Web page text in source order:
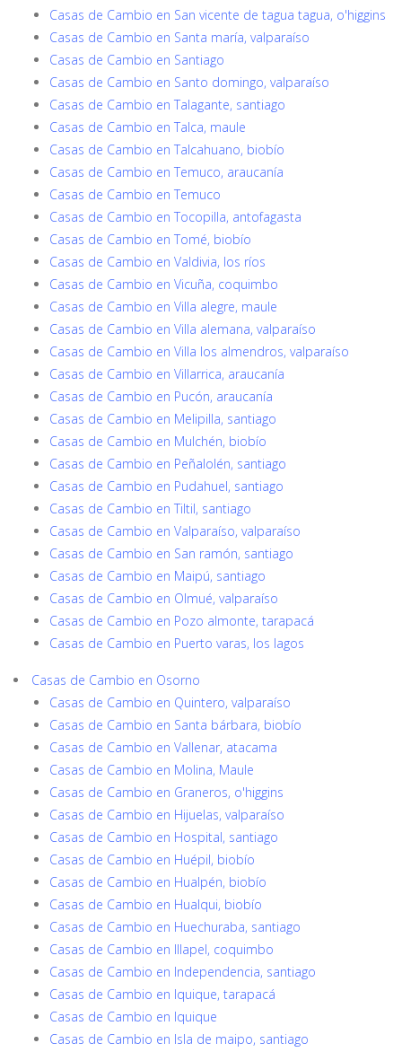
Casas de Cambio en San vicente de tagua tagua, o'higgins
Casas de Cambio en Santa maría, valparaíso
Casas de Cambio en Santiago
Casas de Cambio en Santo domingo, valparaíso
Casas de Cambio en Talagante, santiago
Casas de Cambio en Talca, maule
Casas de Cambio en Talcahuano, biobío
Casas de Cambio en Temuco, araucanía
Casas de Cambio en Temuco
Casas de Cambio en Tocopilla, antofagasta
Casas de Cambio en Tomé, biobío
Casas de Cambio en Valdivia, los ríos
Casas de Cambio en Vicuña, coquimbo
Casas de Cambio en Villa alegre, maule
Casas de Cambio en Villa alemana, valparaíso
Casas de Cambio en Villa los almendros, valparaíso
Casas de Cambio en Villarrica, araucanía
Casas de Cambio en Pucón, araucanía
Casas de Cambio en Melipilla, santiago
Casas de Cambio en Mulchén, biobío
Casas de Cambio en Peñalolén, santiago
Casas de Cambio en Pudahuel, santiago
Casas de Cambio en Tiltil, santiago
Casas de Cambio en Valparaíso, valparaíso
Casas de Cambio en San ramón, santiago
Casas de Cambio en Maipú, santiago
Casas de Cambio en Olmué, valparaíso
Casas de Cambio en Pozo almonte, tarapacá
Casas de Cambio en Puerto varas, los lagos
Casas de Cambio en Osorno
Casas de Cambio en Quintero, valparaíso
Casas de Cambio en Santa bárbara, biobío
Casas de Cambio en Vallenar, atacama
Casas de Cambio en Molina, Maule
Casas de Cambio en Graneros, o'higgins
Casas de Cambio en Hijuelas, valparaíso
Casas de Cambio en Hospital, santiago
Casas de Cambio en Huépil, biobío
Casas de Cambio en Hualpén, biobío
Casas de Cambio en Hualqui, biobío
Casas de Cambio en Huechuraba, santiago
Casas de Cambio en Illapel, coquimbo
Casas de Cambio en Independencia, santiago
Casas de Cambio en Iquique, tarapacá
Casas de Cambio en Iquique
Casas de Cambio en Isla de maipo, santiago